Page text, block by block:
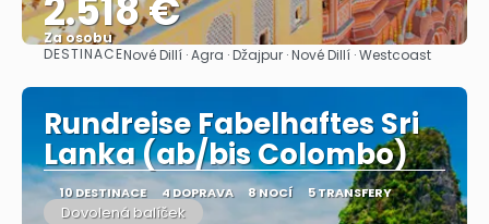
Za osobu
Zobrazit
DESTINACENové Dillí · Agra · Džajpur · Nové Dillí · Westcoast
Rundreise Fabelhaftes Sri
Lanka (ab/bis Colombo)
10 DESTINACE 4 DOPRAVA 8 NOCÍ 5 TRANSFERY
Dovolená balíček